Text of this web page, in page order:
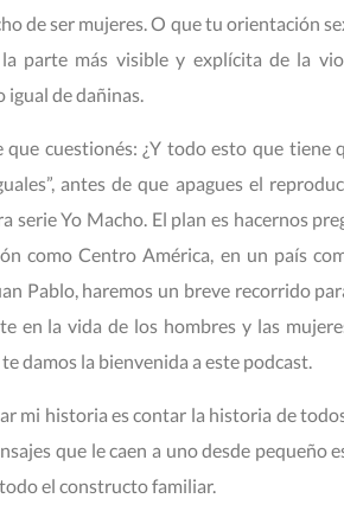
de ser mujeres. O que tu orientación
parte más visible y explícita de la
igual de dañinas.
que cuestionés: ¿Y todo esto que tiene
antes de que apagues el
serie Yo Macho. El plan es hacernos
como Centro América, en un país
Pablo, haremos un breve recorrido
en la vida de los hombres y las
damos la bienvenida a este podcast.
mi historia es contar la historia de
que le caen a uno desde pequeño
el constructo familiar.